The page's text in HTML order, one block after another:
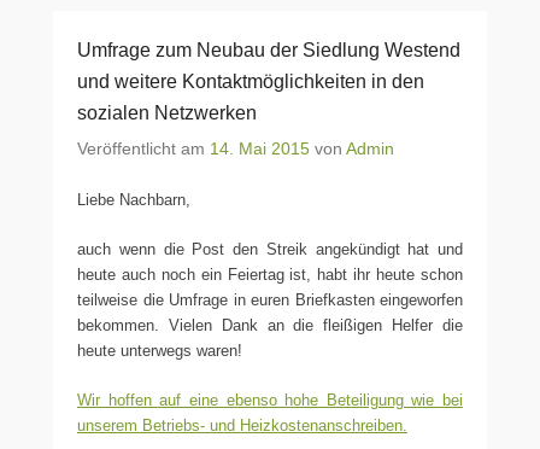
Umfrage zum Neubau der Siedlung Westend
und weitere Kontaktmöglichkeiten in den
sozialen Netzwerken
Veröffentlicht am 14. Mai 2015 von Admin
Liebe Nachbarn,
auch wenn die Post den Streik angekündigt hat und
heute auch noch ein Feiertag ist, habt ihr heute schon
teilweise die Umfrage in euren Briefkasten eingeworfen
bekommen. Vielen Dank an die fleißigen Helfer die
heute unterwegs waren!
Wir hoffen auf eine ebenso hohe Beteiligung wie bei
unserem Betriebs- und Heizkostenanschreiben.